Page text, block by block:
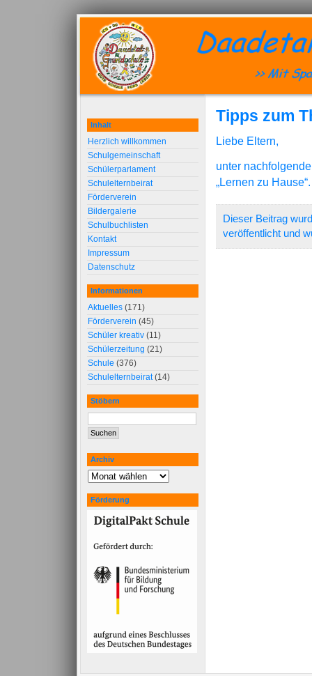
Tipps zum
Liebe Eltern,
unter
„Lernen zu Hause“.
Dieser Beitrag
veröffentlicht und
Inhalt
Herzlich willkommen
Schulgemeinschaft
Schülerparlament
Schulelternbeirat
Förderverein
Bildergalerie
Schulbuchlisten
Kontakt
Impressum
Datenschutz
Informationen
Aktuelles (171)
Förderverein (45)
Schüler kreativ (11)
Schülerzeitung (21)
Schule (376)
Schulelternbeirat(14)
Stöbern
Archiv
Förderung